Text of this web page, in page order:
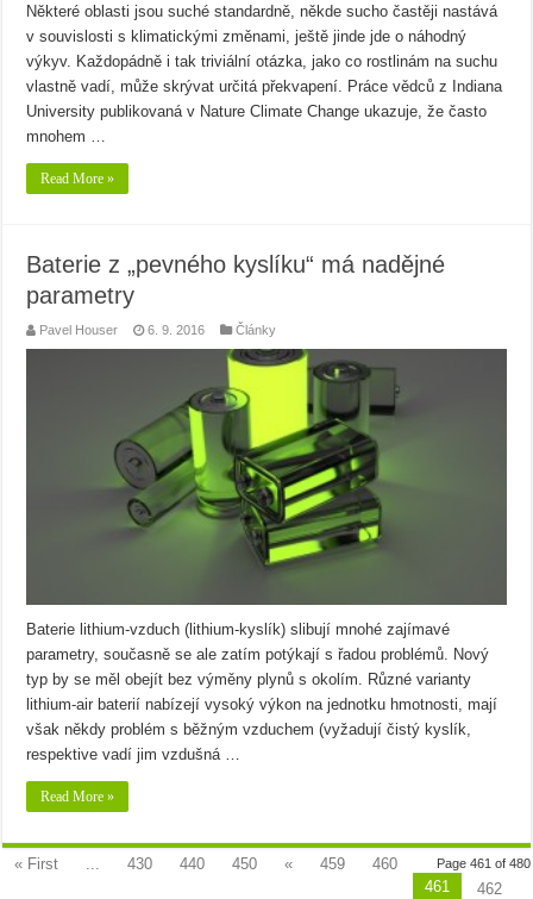
Některé oblasti jsou suché standardně, někde sucho častěji nastává
v souvislosti s klimatickými změnami, ještě jinde jde o náhodný
výkyv. Každopádně i tak triviální otázka, jako co rostlinám na suchu
vlastně vadí, může skrývat určitá překvapení. Práce vědců z Indiana
University publikovaná v Nature Climate Change ukazuje, že často
mnohem …
Read More »
Baterie z „pevného kyslíku“ má nadějné
parametry
Pavel Houser 6. 9. 2016 Články
Baterie lithium-vzduch (lithium-kyslík) slibují mnohé zajímavé
parametry, současně se ale zatím potýkají s řadou problémů. Nový
typ by se měl obejít bez výměny plynů s okolím. Různé varianty
lithium-air baterií nabízejí vysoký výkon na jednotku hmotnosti, mají
však někdy problém s běžným vzduchem (vyžadují čistý kyslík,
respektive vadí jim vzdušná …
Read More »
Page 461 of 480
« First 430 440 450 « 459
460
461
462